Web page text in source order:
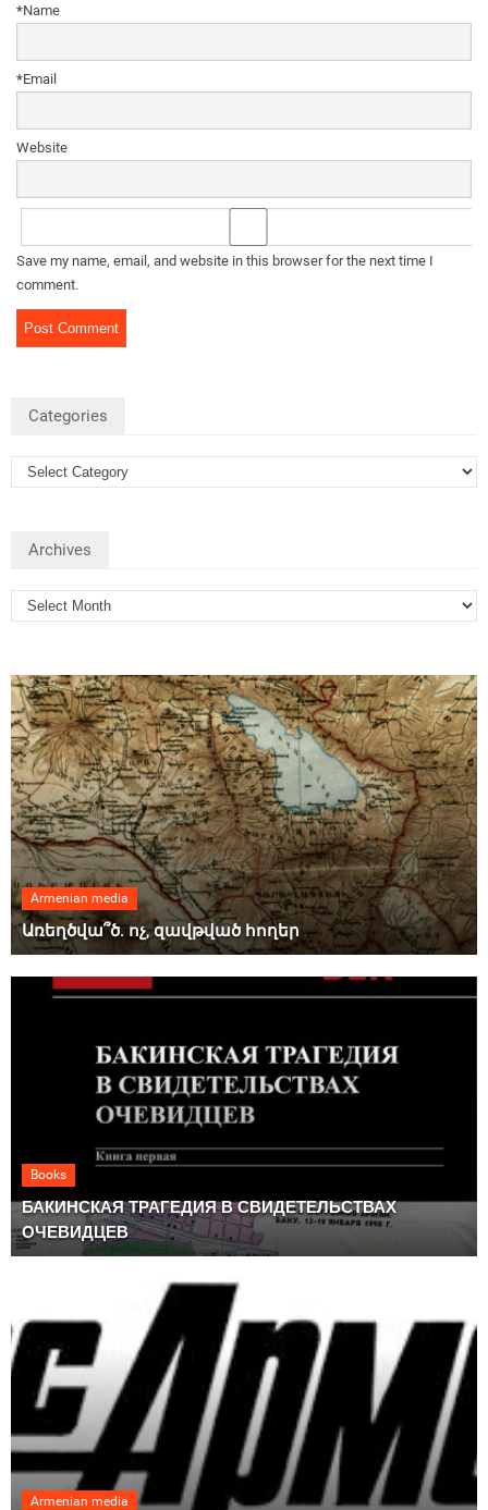
Name
*
Email
*
Website
Save my name, email, and website in this browser for the next time I
comment.
Categories
Archives
Armenian media
Առեղծվա՞ծ. ոչ, զավթված հողեր
Books
БАКИНСКАЯ ТРАГЕДИЯ В СВИДЕТЕЛЬСТВАХ
ОЧЕВИДЦЕВ
Armenian media